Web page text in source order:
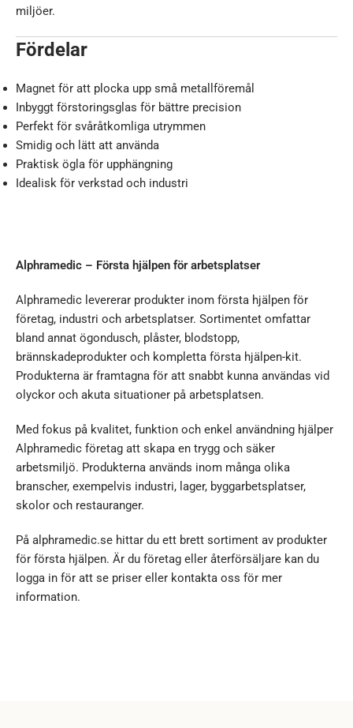
miljöer.
Fördelar
Magnet för att plocka upp små metallföremål
Inbyggt förstoringsglas för bättre precision
Perfekt för svåråtkomliga utrymmen
Smidig och lätt att använda
Praktisk ögla för upphängning
Idealisk för verkstad och industri
Alphramedic – Första hjälpen för arbetsplatser
Alphramedic levererar produkter inom första hjälpen för
företag, industri och arbetsplatser. Sortimentet omfattar
bland annat ögondusch, plåster, blodstopp,
brännskadeprodukter och kompletta första hjälpen-kit.
Produkterna är framtagna för att snabbt kunna användas vid
olyckor och akuta situationer på arbetsplatsen.
Med fokus på kvalitet, funktion och enkel användning hjälper
Alphramedic företag att skapa en trygg och säker
arbetsmiljö. Produkterna används inom många olika
branscher, exempelvis industri, lager, byggarbetsplatser,
skolor och restauranger.
På alphramedic.se hittar du ett brett sortiment av produkter
för första hjälpen. Är du företag eller återförsäljare kan du
logga in för att se priser eller kontakta oss för mer
information.